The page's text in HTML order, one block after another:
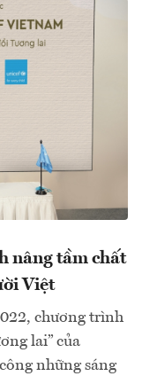
nâng tầm chất
Việt
chương trình
lai” của
những sáng